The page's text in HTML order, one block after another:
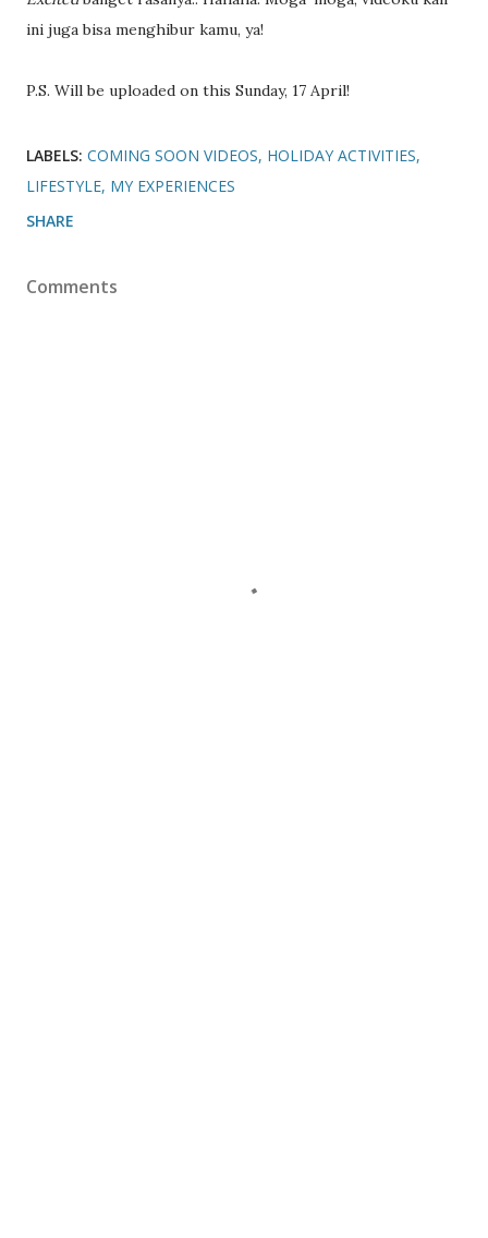
ini juga bisa menghibur kamu, ya!
P.S. Will be uploaded on this Sunday, 17 April!
LABELS: COMING SOON VIDEOS HOLIDAY ACTIVITIES
LIFESTYLE MY EXPERIENCES
SHARE
Comments